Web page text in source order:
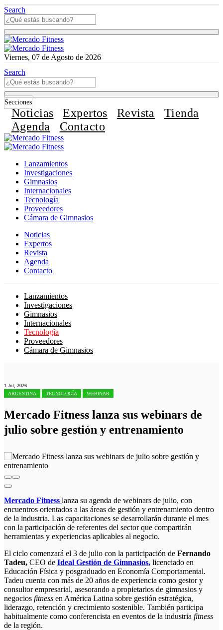
Search
Viernes, 07 de Agosto de 2026
Search
Secciones
Noticias Expertos Revista
Tienda
Agenda
Contacto
Lanzamientos
Investigaciones
Gimnasios
Internacionales
Tecnología
Proveedores
Cámara de Gimnasios
Noticias
Expertos
Revista
Agenda
Contacto
Lanzamientos
Investigaciones
Gimnasios
Internacionales
Tecnología
Proveedores
Cámara de Gimnasios
1 Jul, 2026
ARGENTINA
TECNOLOGÍA WEBINAR
Mercado Fitness lanza sus webinars de
julio sobre gestión y entrenamiento
Mercado Fitness lanza su agenda de webinars de julio, con
encuentros orientados a las áreas de gestión y entrenamiento dentro
de la industria. Las capacitaciones se desarrollarán durante el mes
con la participación de referentes del sector que compartirán
herramientas y experiencias aplicables al negocio.
El ciclo comenzará el 3 de julio con la participación de Fernando
Tadeu, CEO de Ideal Gestión de Gimnasios, licenciado en
Educación Física y posgraduado en Economía Comportamental.
Tadeu cuenta con más de 20 años de experiencia como gestor y
consultor empresarial, asesorando a propietarios de gimnasios y
negocios fitness en América Latina sobre gestión estratégica,
liderazgo, retención y crecimiento sostenible. También participa
habitualmente como conferencista en eventos de la industria fitness
de la región.